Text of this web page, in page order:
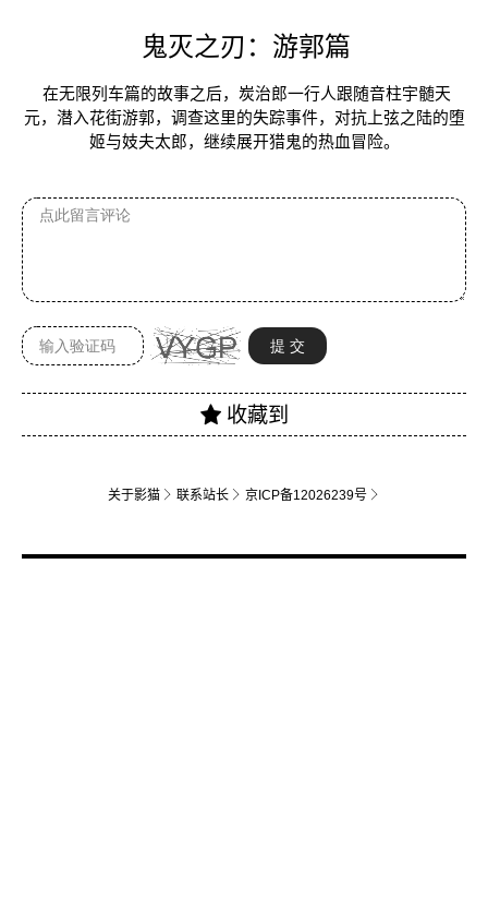
鬼灭之刃：游郭篇
在无限列车篇的故事之后，炭治郎一行人跟随音柱宇髄天
元，潜入花街游郭，调查这里的失踪事件，对抗上弦之陆的堕
姬与妓夫太郎，继续展开猎鬼的热血冒险。
关于影猫 联系站长 京ICP备12026239号